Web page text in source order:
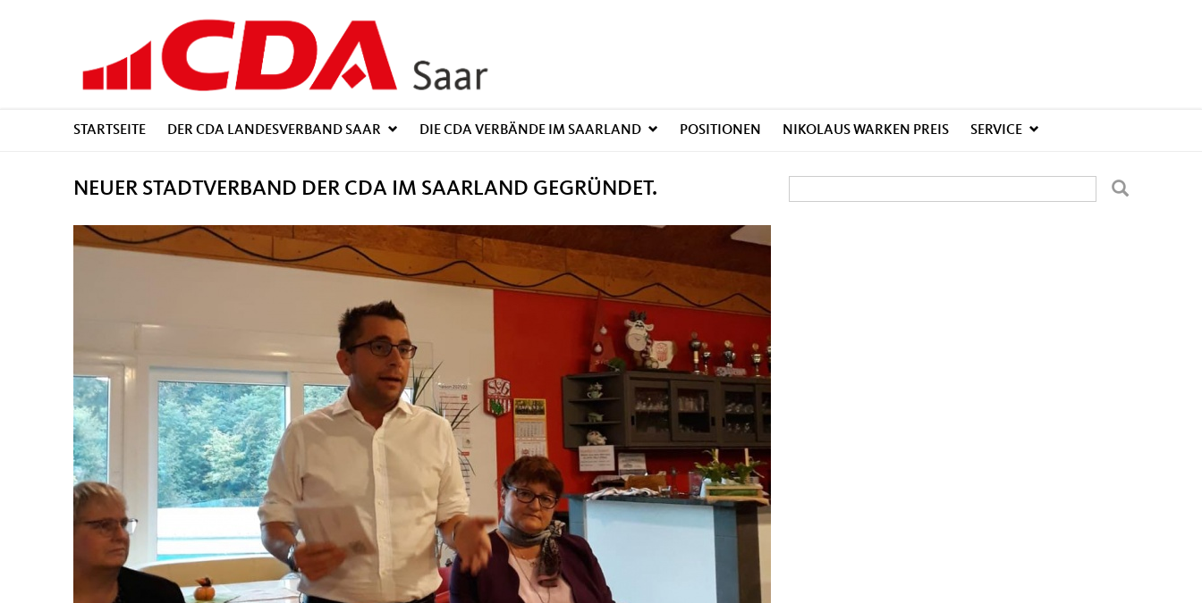
STARTSEITE DER CDA LANDESVERBAND SAAR DIE CDA VERBÄNDE IM SAARLAND POSITIONEN NIKOLAUS WARKEN PREIS SERVICE
NEUER STADTVERBAND DER CDA IM SAARLAND GEGRÜNDET.